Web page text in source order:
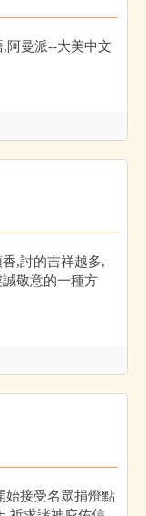
阿曼派--大美中文
,討的吉祥越多,
敬意的一種方
始接受名眾捐燈點